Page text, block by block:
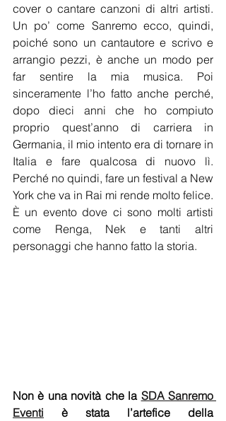
cover o cantare canzoni di altri artisti.
Un po’ come Sanremo ecco, quindi,
poiché sono un cantautore e scrivo e
arrangio pezzi, è anche un modo per
far sentire la mia musica. Poi
sinceramente l’ho fatto anche perché,
dopo dieci anni che ho compiuto
proprio quest’anno di carriera in
Germania, il mio intento era di tornare in
Italia e fare qualcosa di nuovo lì.
Perché no quindi, fare un festival a New
York che va in Rai mi rende molto felice.
È un evento dove ci sono molti artisti
come Renga, Nek e tanti altri
personaggi che hanno fatto la storia.
Non è una novità che la SDA Sanremo
Eventi è stata l’artefice della